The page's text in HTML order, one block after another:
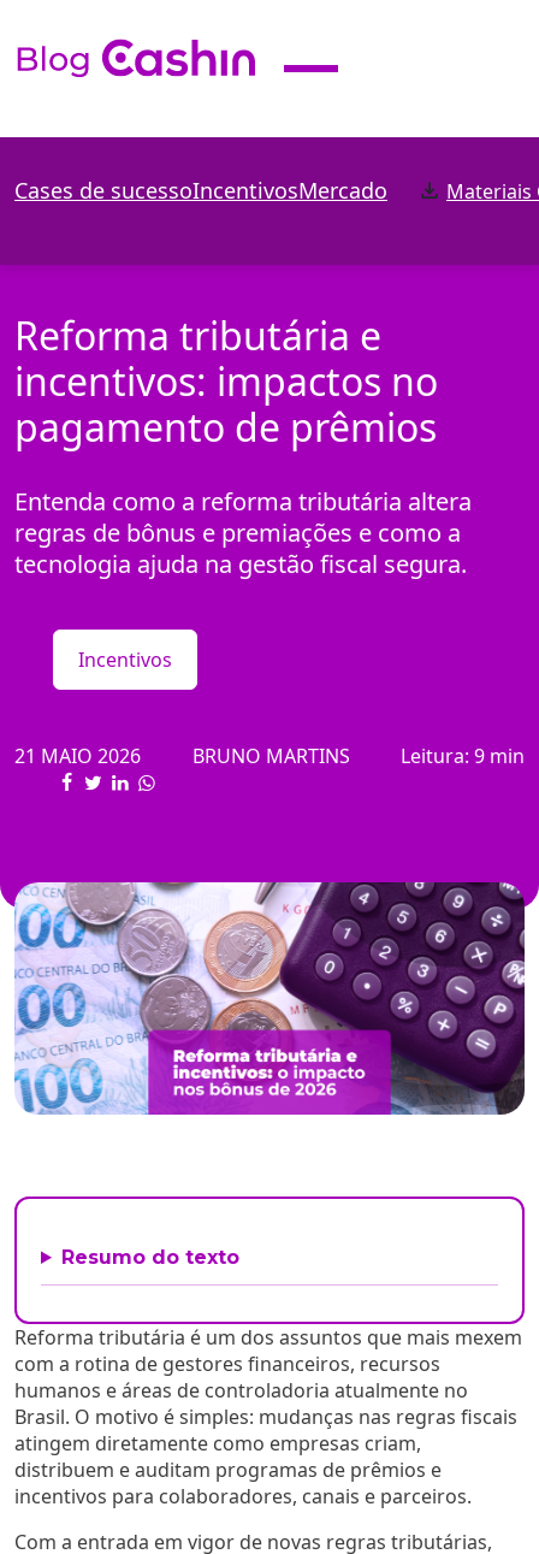
Cases de sucessoIncentivosMercado Materiais
Reforma tributária e
incentivos: impactos no
pagamento de prêmios
Entenda como a reforma tributária altera
regras de bônus e premiações e como a
tecnologia ajuda na gestão fiscal segura.
Incentivos
21 MAIO 2026 BRUNO MARTINS Leitura: 9 min
Resumo do texto
Reforma tributária é um dos assuntos que mais mexem
com a rotina de gestores financeiros, recursos
humanos e áreas de controladoria atualmente no
Brasil. O motivo é simples: mudanças nas regras fiscais
atingem diretamente como empresas criam,
distribuem e auditam programas de prêmios e
incentivos para colaboradores, canais e parceiros.
Com a entrada em vigor de novas regras tributárias,